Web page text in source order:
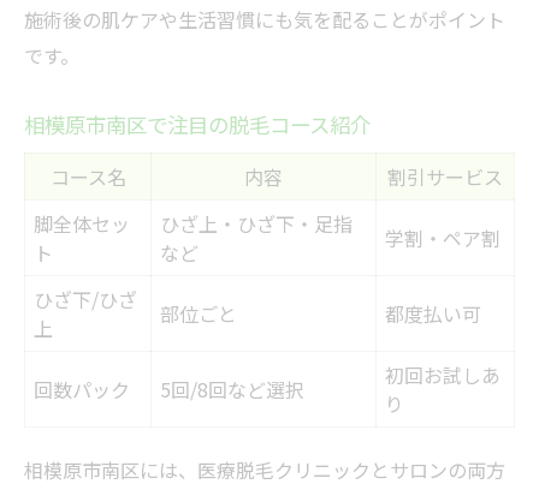
施術後の肌ケアや生活習慣にも気を配ることがポイント
です。
相模原市南区で注目の脱毛コース紹介
コース名 内容
割引サービス
脚全体セッ
ト
ひざ上・ひざ下・足指
など
学割・ペア割
ひざ下/ひざ
上
部位ごと 都度払い可
回数パック 5回/8回など選択
初回お試しあ
り
相模原市南区には、医療脱毛クリニックとサロンの両方